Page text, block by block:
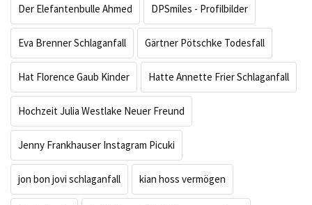
Der Elefantenbulle Ahmed DPSmiles - Profilbilder
Eva Brenner Schlaganfall Gärtner Pötschke Todesfall
Hat Florence Gaub Kinder Hatte Annette Frier Schlaganfall
Hochzeit Julia Westlake Neuer Freund
Jenny Frankhauser Instagram Picuki
jon bon jovi schlaganfall kian hoss vermögen